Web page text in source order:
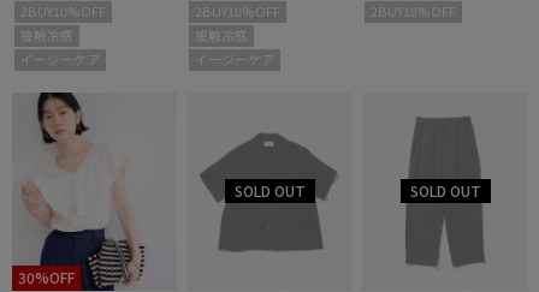
2BUY10%OFF
接触冷感
イージーケア
2BUY10%OFF
接触冷感
イージーケア
2BUY10%OFF
30%OFF